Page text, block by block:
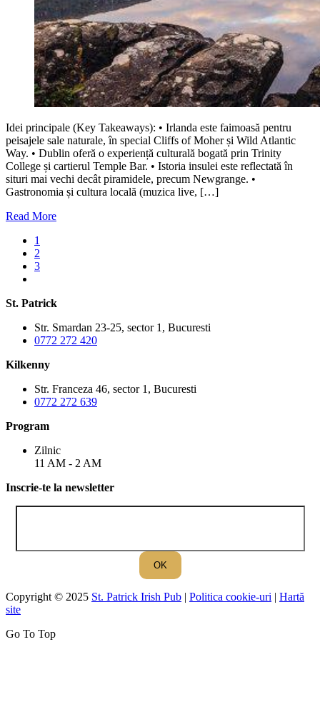
Idei principale (Key Takeaways): • Irlanda este faimoasă pentru
peisajele sale naturale, în special Cliffs of Moher și Wild Atlantic
Way. • Dublin oferă o experiență culturală bogată prin Trinity
College și cartierul Temple Bar. • Istoria insulei este reflectată în
situri mai vechi decât piramidele, precum Newgrange. •
Gastronomia și cultura locală (muzica live, […]
Read More
1
2
3
St. Patrick
Str. Smardan 23-25, sector 1, Bucuresti
0772 272 420
Kilkenny
Str. Franceza 46, sector 1, Bucuresti
0772 272 639
Program
Zilnic
11 AM - 2 AM
Inscrie-te la newsletter
Copyright © 2025 St. Patrick Irish Pub | Politica cookie-uri | Hartă
site
Go To Top